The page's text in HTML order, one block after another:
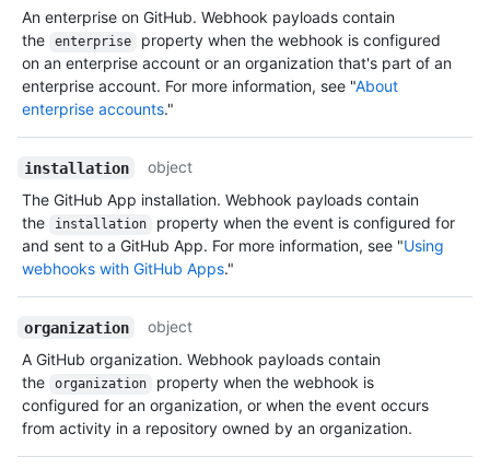
An enterprise on GitHub. Webhook payloads contain
the
enterprise
property when the webhook is configured
on an enterprise account or an organization that's part of an
enterprise account. For more information, see "About
enterprise accounts."
installation
object
The GitHub App installation. Webhook payloads contain
the
installation
property when the event is configured for
and sent to a GitHub App. For more information, see "Using
webhooks with GitHub Apps."
organization
object
A GitHub organization. Webhook payloads contain
the
organization
property when the webhook is
configured for an organization, or when the event occurs
from activity in a repository owned by an organization.